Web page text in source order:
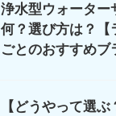
浄水型ウォーター
何？選び方は？【
ごとのおすすめブ
【どうやって選